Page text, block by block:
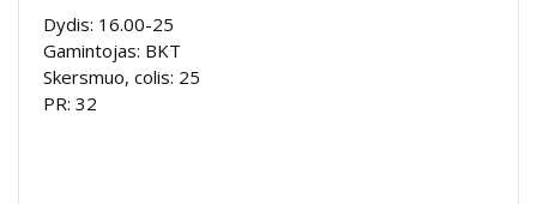
Dydis: 16.00-25
Gamintojas: BKT
Skersmuo, colis: 25
PR: 32